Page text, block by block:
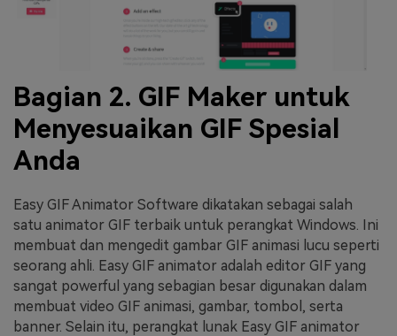
Bagian 2. GIF Maker untuk
Menyesuaikan GIF Spesial
Anda
Easy GIF Animator Software dikatakan sebagai salah
satu animator GIF terbaik untuk perangkat Windows. Ini
membuat dan mengedit gambar GIF animasi lucu seperti
seorang ahli. Easy GIF animator adalah editor GIF yang
sangat powerful yang sebagian besar digunakan dalam
membuat video GIF animasi, gambar, tombol, serta
banner. Selain itu, perangkat lunak Easy GIF animator